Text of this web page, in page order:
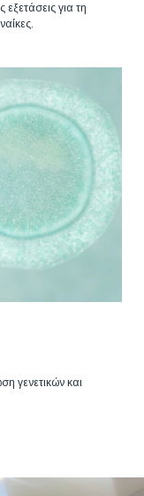
εξετάσεις για τη
γενετικών και